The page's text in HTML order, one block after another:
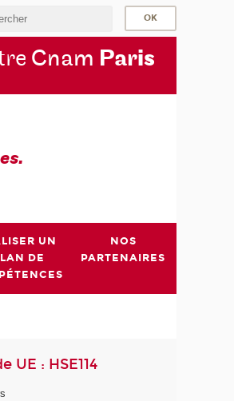
Cnam Paris
UN
DE
NOS
PARTENAIRES
UE : HSE114